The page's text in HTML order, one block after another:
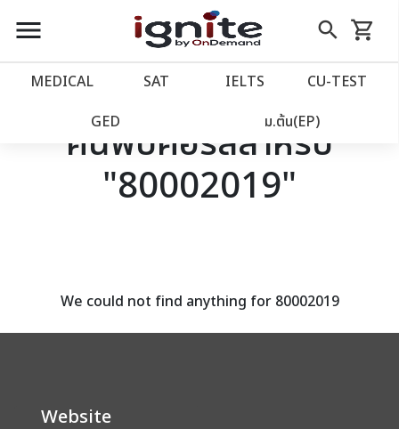
close
account_balance หน้าแรก
เว็บไซต์อิกไนท์
โปรโมชั่น
assignment ลงทะเบียน
menu search
Skip
to
shopping_cart
รถเข็น
MEDICAL SAT IELTS CU‑TEST
GED ม.ต้น(EP)
ค้นพบคอร์สสำหรับ
"80002019"
We could not find anything for 80002019
Website